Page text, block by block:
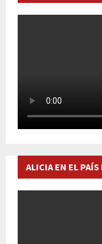
ALICIA EN EL